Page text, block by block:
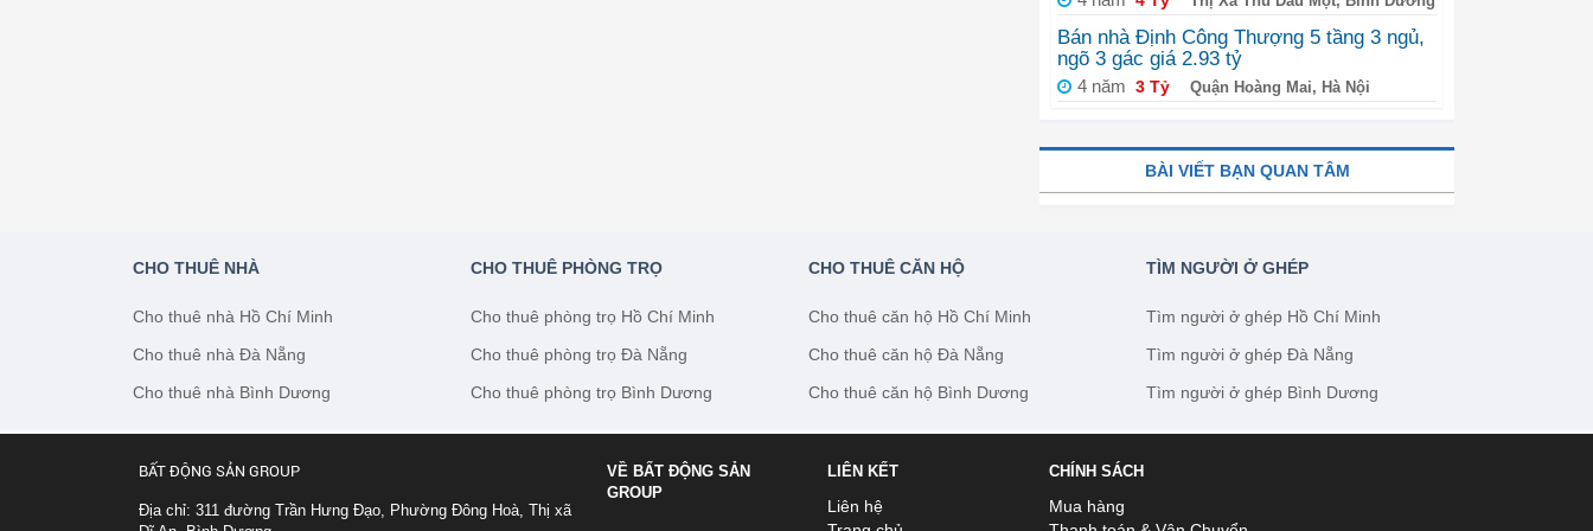
Bán nhà Định Công Thượng 5 tầng 3 ngủ,
ngõ 3 gác giá 2.93 tỷ
4 năm 3 Tỷ Quận Hoàng Mai, Hà Nội
BÀI VIẾT BẠN QUAN TÂM
CHO THUÊ NHÀ
Cho thuê nhà Hồ Chí Minh
Cho thuê nhà Đà Nẵng
Cho thuê nhà Bình Dương
CHO THUÊ PHÒNG TRỌ
Cho thuê phòng trọ Hồ Chí Minh
Cho thuê phòng trọ Đà Nẵng
Cho thuê phòng trọ Bình Dương
CHO THUÊ CĂN HỘ
Cho thuê căn hộ Hồ Chí Minh
Cho thuê căn hộ Đà Nẵng
Cho thuê căn hộ Bình Dương
TÌM NGƯỜI Ở GHÉP
Tìm người ở ghép Hồ Chí Minh
Tìm người ở ghép Đà Nẵng
Tìm người ở ghép Bình Dương
BẤT ĐỘNG SẢN GROUP
Địa chỉ: 311 đường Trần Hưng Đạo, Phường Đông Hoà, Thị xã
VỀ BẤT ĐỘNG SẢN
GROUP
LIÊN KẾT
Liên hệ
CHÍNH SÁCH
Mua hàng